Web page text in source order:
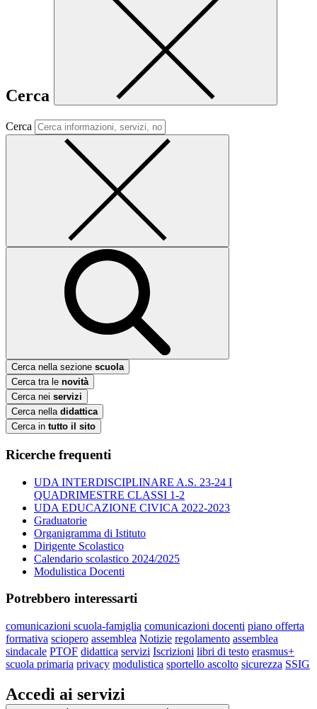
Cerca
Cerca
Cerca nella sezione scuola
Cerca tra le novità
Cerca nei servizi
Cerca nella didattica
Cerca in tutto il sito
Ricerche frequenti
UDA INTERDISCIPLINARE A.S. 23-24 I
QUADRIMESTRE CLASSI 1-2
UDA EDUCAZIONE CIVICA 2022-2023
Graduatorie
Organigramma di Istituto
Dirigente Scolastico
Calendario scolastico 2024/2025
Modulistica Docenti
Potrebbero interessarti
comunicazioni scuola-famiglia comunicazioni docenti piano offerta
formativa sciopero assemblea Notizie regolamento assemblea
sindacale PTOF didattica servizi Iscrizioni libri di testo erasmus+
scuola primaria privacy modulistica sportello ascolto sicurezza SSIG
Accedi ai servizi